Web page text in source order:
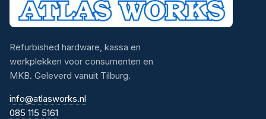
Refurbished hardware, kassa en
werkplekken voor consumenten en
MKB. Geleverd vanuit Tilburg.
info@atlasworks.nl
085 115 5161